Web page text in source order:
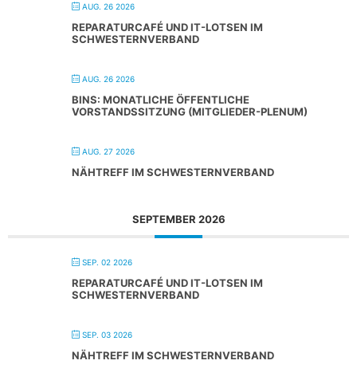
AUG. 26 2026
REPARATURCAFÉ UND IT-LOTSEN IM
SCHWESTERNVERBAND
AUG. 26 2026
BINS: MONATLICHE ÖFFENTLICHE
VORSTANDSSITZUNG (MITGLIEDER-PLENUM)
AUG. 27 2026
NÄHTREFF IM SCHWESTERNVERBAND
SEPTEMBER 2026
SEP. 02 2026
REPARATURCAFÉ UND IT-LOTSEN IM
SCHWESTERNVERBAND
SEP. 03 2026
NÄHTREFF IM SCHWESTERNVERBAND